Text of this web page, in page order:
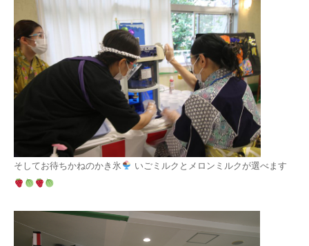
そしてお待ちかねのかき氷 いごミルクとメロンミルクが選べます